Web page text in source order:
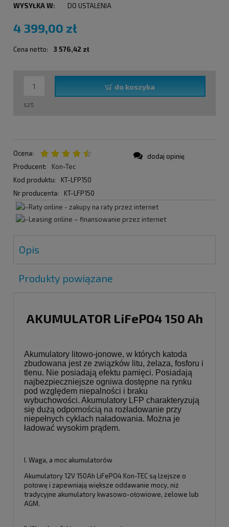
WYSYŁKA W:
DO USTALENIA
4 399,00 zł
Cena netto: 3 576,42 zł
szt.
do koszyka
Ocena:
Producent:
Kon-Tec
Kod produktu:
KT-LFP150
Nr producenta:
KT-LFP150
dodaj opinię
Opis
Produkty powiązane
AKUMULATOR LiFePO4 150 Ah
Akumulatory litowo-jonowe, w których katoda
zbudowana jest ze związków litu, żelaza, fosforu i
tlenu. Nie posiadają efektu pamięci. Posiadają
najbezpieczniejsze ogniwa dostępne na rynku
pod względem niepalności i braku
wybuchowości. Akumulatory LFP charakteryzują
się dużą odpornością na rozładowanie przy
niepełnych cyklach naładowania. Można je
ładować wysokim prądem.
I. Waga, a moc akumulatorów
Akumulatory 12V 150Ah LiFePO4 Kon-TEC są lżejsze o
połowę i zapewniają większe oddawanie mocy, niż
tradycyjne akumulatory kwasowo-ołowiowe, żelowe lub
AGM.